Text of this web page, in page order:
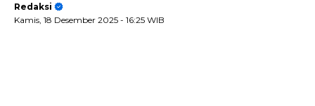
Redaksi
Kamis, 18 Desember 2025 - 16:25 WIB